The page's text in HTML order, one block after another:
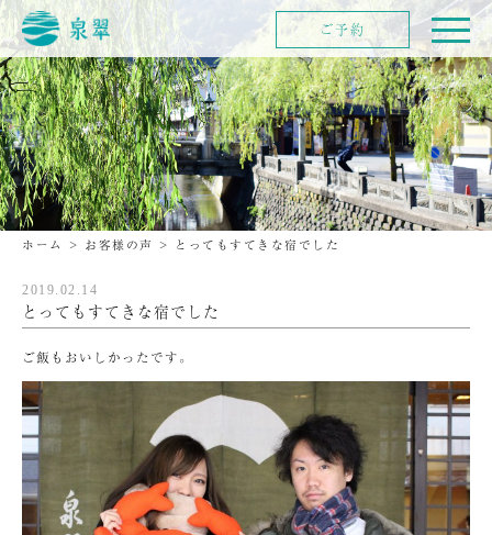
ホーム > お客様の声 > とってもすてきな宿でした
2019.02.14
とってもすてきな宿でした
ご飯もおいしかったです。
ご予約